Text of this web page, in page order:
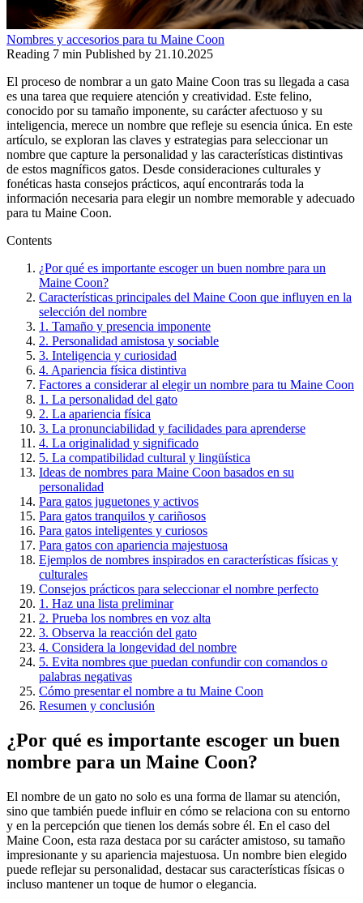
Nombres y accesorios para tu Maine Coon
Reading 7 min Published by 21.10.2025
El proceso de nombrar a un gato Maine Coon tras su llegada a casa
es una tarea que requiere atención y creatividad. Este felino,
conocido por su tamaño imponente, su carácter afectuoso y su
inteligencia, merece un nombre que refleje su esencia única. En este
artículo, se exploran las claves y estrategias para seleccionar un
nombre que capture la personalidad y las características distintivas
de estos magníficos gatos. Desde consideraciones culturales y
fonéticas hasta consejos prácticos, aquí encontrarás toda la
información necesaria para elegir un nombre memorable y adecuado
para tu Maine Coon.
Contents
¿Por qué es importante escoger un buen nombre para un
Maine Coon?
Características principales del Maine Coon que influyen en la
selección del nombre
1. Tamaño y presencia imponente
2. Personalidad amistosa y sociable
3. Inteligencia y curiosidad
4. Apariencia física distintiva
Factores a considerar al elegir un nombre para tu Maine Coon
1. La personalidad del gato
2. La apariencia física
3. La pronunciabilidad y facilidades para aprenderse
4. La originalidad y significado
5. La compatibilidad cultural y lingüística
Ideas de nombres para Maine Coon basados en su
personalidad
Para gatos juguetones y activos
Para gatos tranquilos y cariñosos
Para gatos inteligentes y curiosos
Para gatos con apariencia majestuosa
Ejemplos de nombres inspirados en características físicas y
culturales
Consejos prácticos para seleccionar el nombre perfecto
1. Haz una lista preliminar
2. Prueba los nombres en voz alta
3. Observa la reacción del gato
4. Considera la longevidad del nombre
5. Evita nombres que puedan confundir con comandos o
palabras negativas
Cómo presentar el nombre a tu Maine Coon
Resumen y conclusión
¿Por qué es importante escoger un buen
nombre para un Maine Coon?
El nombre de un gato no solo es una forma de llamar su atención,
sino que también puede influir en cómo se relaciona con su entorno
y en la percepción que tienen los demás sobre él. En el caso del
Maine Coon, esta raza destaca por su carácter amistoso, su tamaño
impresionante y su apariencia majestuosa. Un nombre bien elegido
puede reflejar su personalidad, destacar sus características físicas o
incluso mantener un toque de humor o elegancia.